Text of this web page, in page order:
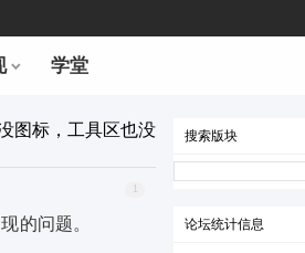
学堂
图标，工具区也没
1
的问题。
搜索版块
搜
索：
论坛统计信息